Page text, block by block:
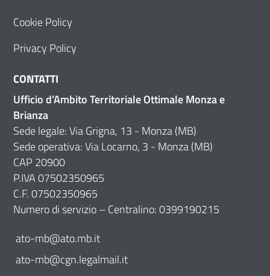
Cookie Policy
Privacy Policy
CONTATTI
Ufficio d’Ambito Territoriale Ottimale Monza e
Brianza
Sede legale: Via Grigna, 13 - Monza (MB)
Sede operativa: Via Locarno, 3 - Monza (MB)
CAP 20900
P.IVA 07502350965
C.F. 07502350965
Numero di servizio – Centralino: 0399190215
ato-mb@ato.mb.it
ato-mb@cgn.legalmail.it